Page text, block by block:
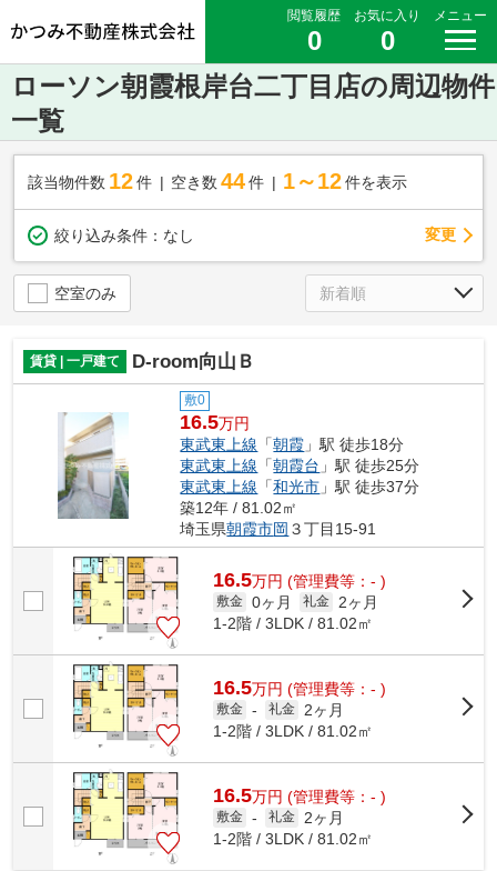
閲覧履歴
0
お気に入り
0
メニュー
ローソン朝霞根岸台二丁目店の周辺物件
一覧
該当物件数 12件 空き数 44 件 1～12 件を表示
絞り込み条件： なし 変更
空室のみ
賃貸 | 一戸建て D-room向山Ｂ
敷0
16.5万円
東武東上線 「朝霞 」駅 徒歩18分
東武東上線 「朝霞台 」駅 徒歩25分
東武東上線 「和光市 」駅 徒歩37分
築12年 / 81.02㎡
埼玉県朝霞市岡 ３丁目15-91
16.5万円 (管理費等：- )
敷金 0ヶ月 礼金
2ヶ月
1-2階 / 3LDK / 81.02㎡
16.5万円 (管理費等：- )
敷金 - 礼金
2ヶ月
1-2階 / 3LDK / 81.02㎡
16.5万円 (管理費等：- )
敷金 - 礼金
2ヶ月
1-2階 / 3LDK / 81.02㎡